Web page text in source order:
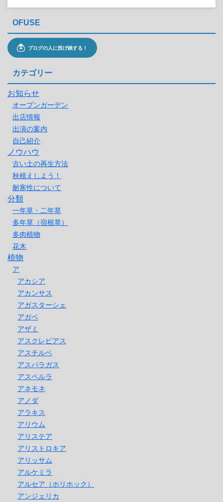
OFUSE
カテゴリー
お知らせ
オープンガーデン
出店情報
出演の案内
自己紹介
ノウハウ
古い土の再生方法
秋植えしよう！
耐寒性について
分類
一年草・二年草
多年草（宿根草）
多肉植物
花木
植物
ア
アカシア
アカンサス
アガスターシェ
アガベ
アザミ
アスクレピアス
アスチルベ
アスパラガス
アスペルラ
アネモネ
アノダ
アラキス
アリウム
アリステア
アリストロキア
アリッサム
アルケミラ
アルセア（ホリホック）
アンジェリカ